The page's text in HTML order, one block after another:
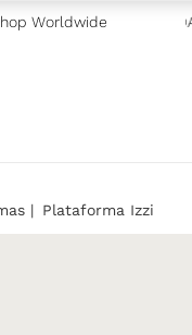
Worldwide
ENVÍOS SAME Y NEXT
Plataforma Izzi